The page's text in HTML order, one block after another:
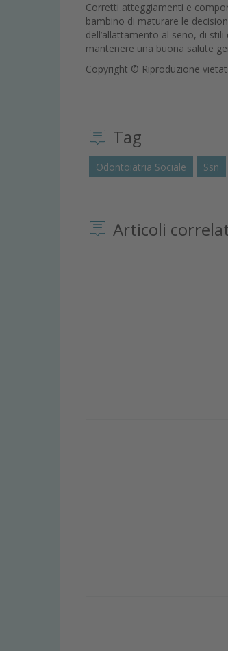
Corretti atteggiamenti e
bambino di maturare le
dell’allattamento al seno, di
mantenere una buona salute
Copyright © Riproduzione
Tag
Odontoiatria Sociale Ssn
Articoli